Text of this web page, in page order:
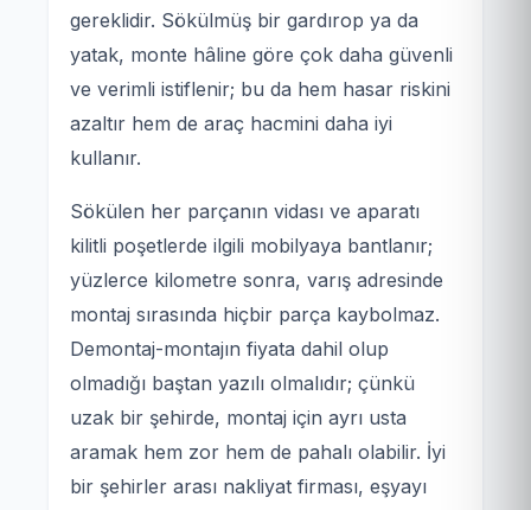
gereklidir. Sökülmüş bir gardırop ya da
yatak, monte hâline göre çok daha güvenli
ve verimli istiflenir; bu da hem hasar riskini
azaltır hem de araç hacmini daha iyi
kullanır.
Sökülen her parçanın vidası ve aparatı
kilitli poşetlerde ilgili mobilyaya bantlanır;
yüzlerce kilometre sonra, varış adresinde
montaj sırasında hiçbir parça kaybolmaz.
Demontaj-montajın fiyata dahil olup
olmadığı baştan yazılı olmalıdır; çünkü
uzak bir şehirde, montaj için ayrı usta
aramak hem zor hem de pahalı olabilir. İyi
bir şehirler arası nakliyat firması, eşyayı